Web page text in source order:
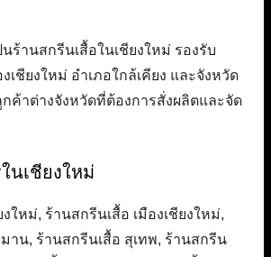
นร้านสกรีนเสื้อในเชียงใหม่ รองรับ
เชียงใหม่ อำเภอใกล้เคียง และจังหวัด
กค้าต่างจังหวัดที่ต้องการสั่งผลิตและจัด
นเชียงใหม่
ใหม่, ร้านสกรีนเสื้อ เมืองเชียงใหม่,
าน, ร้านสกรีนเสื้อ สุเทพ, ร้านสกรีน